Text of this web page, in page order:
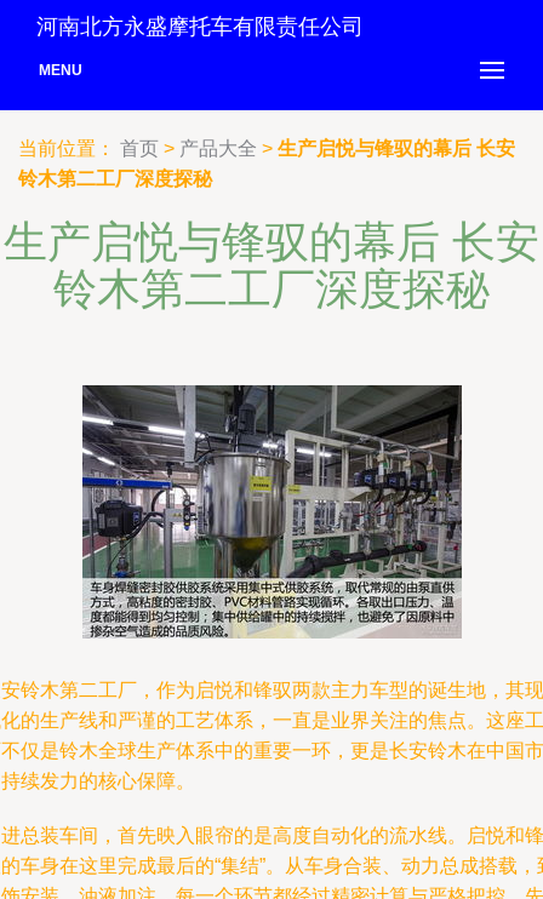
河南北方永盛摩托车有限责任公司
MENU
当前位置： 首页 > 产品大全 > 生产启悦与锋驭的幕后 长安
铃木第二工厂深度探秘
生产启悦与锋驭的幕后 长安
铃木第二工厂深度探秘
铃木第二工厂，作为启悦和锋驭两款主力车型的诞生地，其现
的生产线和严谨的工艺体系，一直是业界关注的焦点。这座工
仅是铃木全球生产体系中的重要一环，更是长安铃木在中国市
续发力的核心保障。
总装车间，首先映入眼帘的是高度自动化的流水线。启悦和锋
车身在这里完成最后的“集结”。从车身合装、动力总成搭载，